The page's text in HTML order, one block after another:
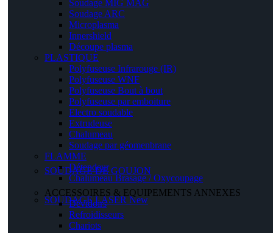
Soudage MIG MAG
Soudage ARC
Microplasma
Innershield
Découpe plasma
PLASTIQUE
Polyfuseuse Infrarouge (IR)
Polyfuseuse WNF
Polyfuseuse Bout à bout
Polyfuseuse par emboiture
Electro soudable
Extrudeuse
Chalumeau
Soudage par géomenbrane
FLAMME
Détendeur
Chalumeau Brasage / Oxycoupage
SOUDAGE DE GOUJON
SOUDAGE LASER New
ACCESSOIRES & EQUIPEMENTS ANNEXES
Dévidoirs
Refroidisseurs
Chariots